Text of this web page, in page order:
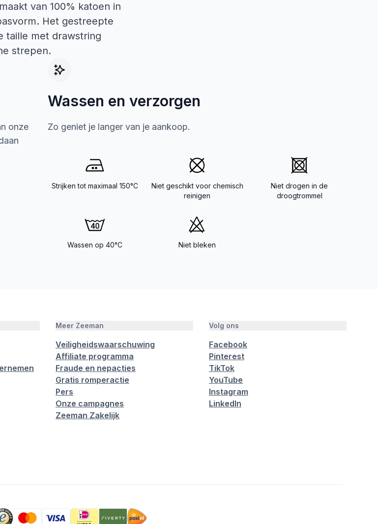
van 100% katoen in
Het gestreepte
taille met drawstring
strepen.
onze
Wassen en verzorgen
Zo geniet je langer van je aankoop.
Strijken tot maximaal 150°C
Niet geschikt voor chemisch
reinigen
Niet drogen in de
droogtrommel
Wassen op 40°C Niet bleken
Meer Zeeman
Veiligheidswaarschuwing
Affiliate programma
Fraude en nepacties
Gratis romperactie
Pers
Onze campagnes
Zeeman Zakelijk
Volg ons
Facebook
Pinterest
TikTok
YouTube
Instagram
LinkedIn